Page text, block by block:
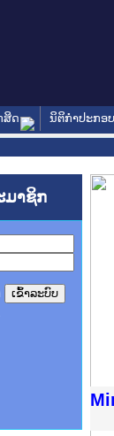
ສິດ ນິຕິກໍາປະກອ
ມາຊິກ
ນນ